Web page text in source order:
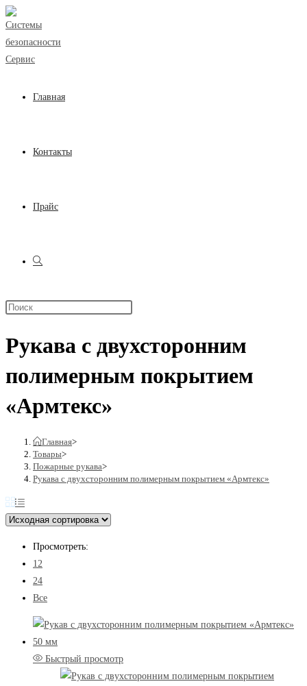
Перейти
к
содержимому
Главная
Контакты
Прайс
Переключить
поиск
по
сайту
Рукава с двухсторонним
полимерным покрытием
«Армтекс»
Главная>
Товары>
Пожарные рукава>
Рукава с двухсторонним полимерным покрытием «Армтекс»
Просмотреть:
12
24
Все
Быстрый просмотр